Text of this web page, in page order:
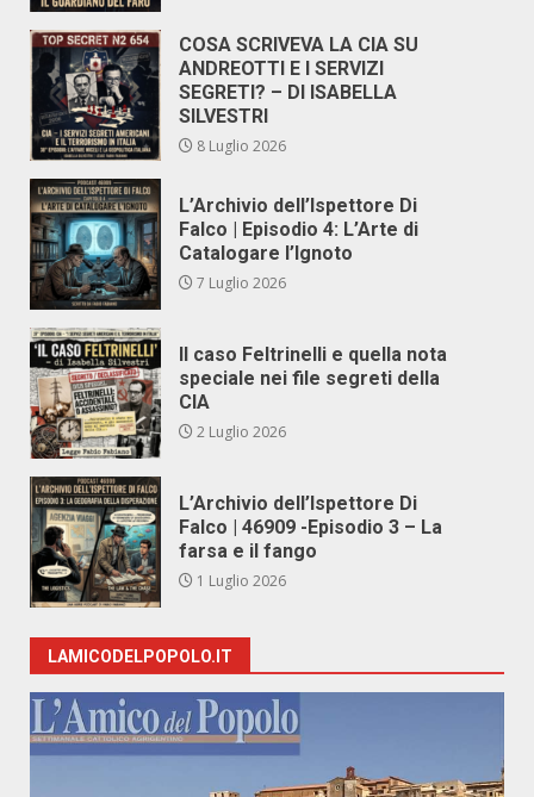
COSA SCRIVEVA LA CIA SU
ANDREOTTI E I SERVIZI
SEGRETI? – DI ISABELLA
SILVESTRI
8 Luglio 2026
L’Archivio dell’Ispettore Di
Falco | Episodio 4: L’Arte di
Catalogare l’Ignoto
7 Luglio 2026
Il caso Feltrinelli e quella nota
speciale nei file segreti della
CIA
2 Luglio 2026
L’Archivio dell’Ispettore Di
Falco | 46909 -Episodio 3 – La
farsa e il fango
1 Luglio 2026
LAMICODELPOPOLO.IT